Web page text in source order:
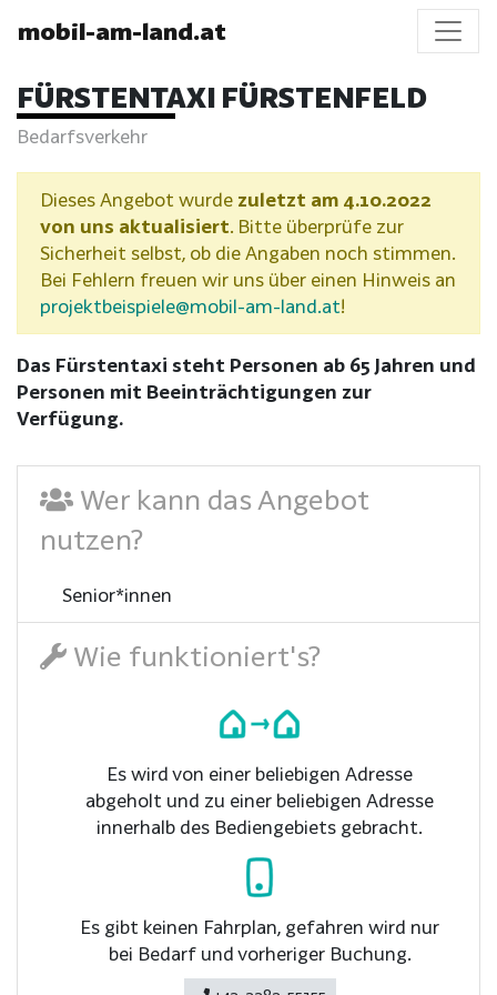
mobil-am-land.at
FÜRSTENTAXI FÜRSTENFELD
Bedarfsverkehr
Dieses Angebot wurde zuletzt am 4.10.2022
von uns aktualisiert. Bitte überprüfe zur
Sicherheit selbst, ob die Angaben noch stimmen.
Bei Fehlern freuen wir uns über einen Hinweis an
projektbeispiele@mobil-am-land.at!
Das Fürstentaxi steht Personen ab 65 Jahren und
Personen mit Beeinträchtigungen zur
Verfügung.
Wer kann das Angebot
nutzen?
Senior*innen
Wie funktioniert's?
Es wird von einer beliebigen Adresse
abgeholt und zu einer beliebigen Adresse
innerhalb des Bediengebiets gebracht.
Es gibt keinen Fahrplan, gefahren wird nur
bei Bedarf und vorheriger Buchung.